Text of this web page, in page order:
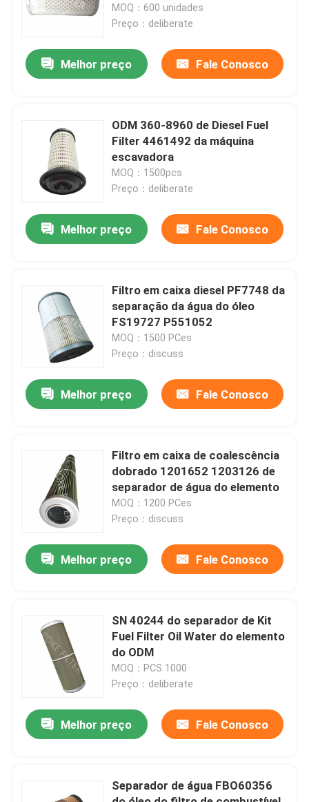
Casa
Contatos
Produtos
Vídeos
Elemento de filtro hidráulico
Elemento de filtro do óleo
Elemento de filtro do combustível
Filtro em caixa de bomba de vácuo
MOQ：600 unidades
Preço：deliberate
Melhor preço Fale Conosco
ODM 360-8960 de Diesel Fuel
Filter 4461492 da máquina
escavadora
MOQ：1500pcs
Preço：deliberate
Melhor preço Fale Conosco
Filtro em caixa diesel PF7748 da
separação da água do óleo
FS19727 P551052
MOQ：1500 PCes
Preço：discuss
Melhor preço Fale Conosco
Filtro em caixa de coalescência
dobrado 1201652 1203126 de
separador de água do elemento
MOQ：1200 PCes
Preço：discuss
Melhor preço Fale Conosco
SN 40244 do separador de Kit
Fuel Filter Oil Water do elemento
do ODM
MOQ：PCS 1000
Preço：deliberate
Melhor preço Fale Conosco
Separador de água FBO60356